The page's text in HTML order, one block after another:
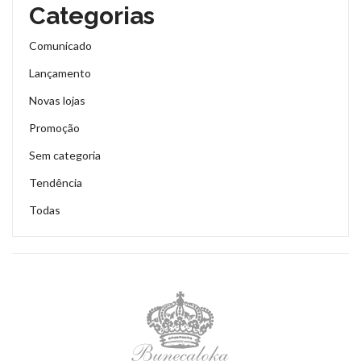
Categorias
Comunicado
Lançamento
Novas lojas
Promoção
Sem categoria
Tendência
Todas